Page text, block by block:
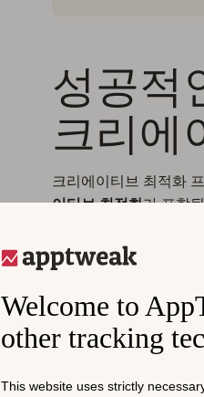
Welcome to
other tracking
This website uses strictly
성공적
크리에
크리에이티브 최적화
이티브 최적화가 포함
화함으로써 더 높은 클
수 있습니다.
데이터 기반 인사이트
크리에이티브의 영향
지속적인 성장과 참여